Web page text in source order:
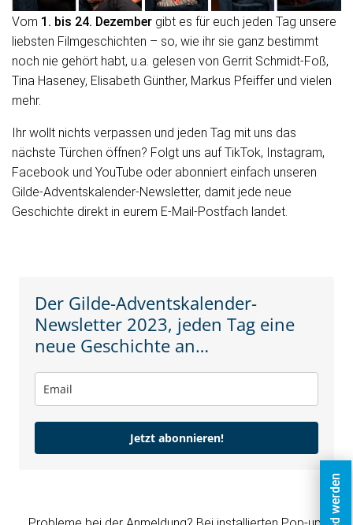
Vom 1. bis 24. Dezember gibt es für euch jeden Tag unsere
liebsten Filmgeschichten – so, wie ihr sie ganz bestimmt
noch nie gehört habt, u.a. gelesen von Gerrit Schmidt-Foß,
Tina Haseney, Elisabeth Günther, Markus Pfeiffer und vielen
mehr.
Ihr wollt nichts verpassen und jeden Tag mit uns das
nächste Türchen öffnen? Folgt uns auf TikTok, Instagram,
Facebook und YouTube oder abonniert einfach unseren
Gilde-Adventskalender-Newsletter, damit jede neue
Geschichte direkt in eurem E-Mail-Postfach landet.
Der Gilde-Adventskalender-
Newsletter 2023, jeden Tag eine
neue Geschichte an…
Jetzt abonnieren!